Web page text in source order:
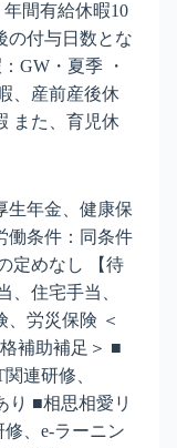
間有給休暇10
の付与日数とな
GW・夏季 ・
、産前産後休
また、育児休
生年金、健康保
働条件：同条件
定めなし 【待
、住宅手当、
労災保険 ＜
補助補足＞ ■
連研修、
り ■相思相愛リ
、e-ラーニン